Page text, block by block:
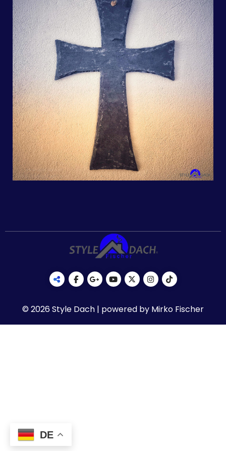
© 2026 Style Dach | powered by Mirko Fischer
DE